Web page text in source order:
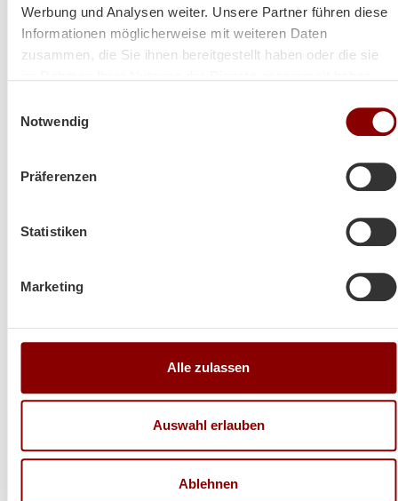
Werbung und Analysen weiter. Unsere Partner führen diese
Informationen möglicherweise mit weiteren Daten
zusammen, die Sie ihnen bereitgestellt haben oder die sie
Notwendig
Präferenzen
Statistiken
Marketing
Alle zulassen
Auswahl erlauben
Ablehnen
Herzliche Grüße aus Volos (GR)
Lina
Produktdetails
Küchenherde Rizzoli ML 80 Rustik
Gesamtleistung in KW